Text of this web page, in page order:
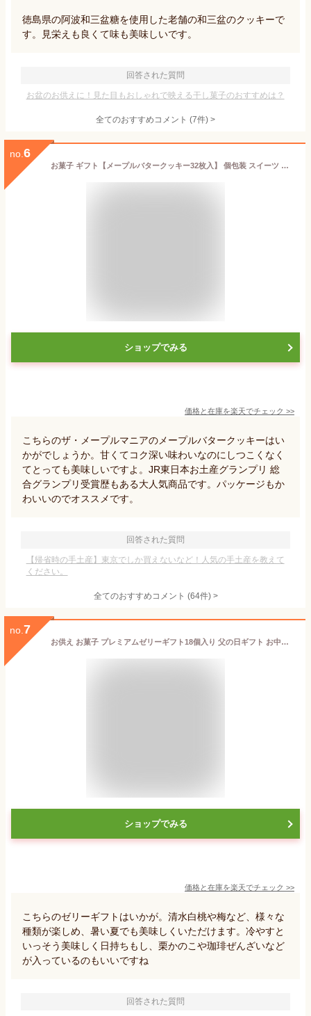
徳島県の阿波和三盆糖を使用した老舗の和三盆のクッキーで
す。見栄えも良くて味も美味しいです。
回答された質問
お盆のお供えに！見た目もおしゃれで映える干し菓子のおすすめは？
全てのおすすめコメント (7件) >
no. 6
お菓子 ギフト【メープルバタークッキー32枚入】 個包装 スイーツ ギフト クッキー プレゼント 焼き菓子 洋菓子 内祝い お祝い 出産祝い 結婚内祝い お礼 可愛い おしゃれ 退職 ザ・メープルマニア 夏ギフト 暑中見舞い
ショップでみる
価格と在庫を楽天でチェック >>
こちらのザ・メープルマニアのメープルバタークッキーはい
かがでしょうか。甘くてコク深い味わいなのにしつこくなく
てとっても美味しいですよ。JR東日本お土産グランプリ 総
合グランプリ受賞歴もある大人気商品です。パッケージもか
わいいのでオススメです。
回答された質問
【帰省時の手土産】東京でしか買えないなど！人気の手土産を教えて
ください。
全てのおすすめコメント (64件) >
no. 7
お供え お菓子 プレミアムゼリーギフト18個入り 父の日ギフト お中元 内祝 出産内祝い コーヒーゼリー 贈答品 和菓子 個包装 おしゃれ スイーツ ギフト 詰め合わせ 白桃 コーヒー 梅 あら川白桃 御仏前 お供え物 御礼 お祝い お見舞い 快気祝 手土産 洋菓子
ショップでみる
価格と在庫を楽天でチェック >>
こちらのゼリーギフトはいかが。清水白桃や梅など、様々な
種類が楽しめ、暑い夏でも美味しくいただけます。冷やすと
いっそう美味しく日持ちもし、栗かのこや珈琲ぜんざいなど
が入っているのもいいですね
回答された質問